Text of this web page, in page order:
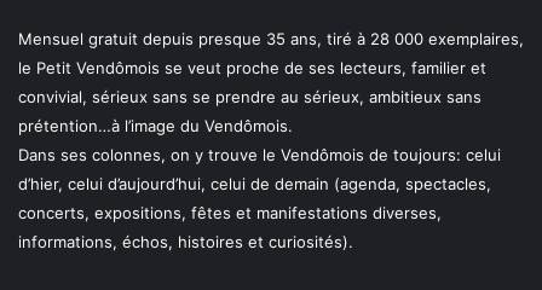
Mensuel gratuit depuis presque 35 ans, tiré à 28 000 exemplaires,
le Petit Vendômois se veut proche de ses lecteurs, familier et
convivial, sérieux sans se prendre au sérieux, ambitieux sans
prétention…à l’image du Vendômois.
Dans ses colonnes, on y trouve le Vendômois de toujours: celui
d’hier, celui d’aujourd’hui, celui de demain (agenda, spectacles,
concerts, expositions, fêtes et manifestations diverses,
informations, échos, histoires et curiosités).